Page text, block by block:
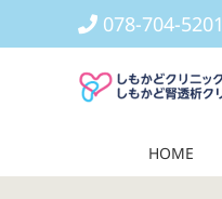
078-704-5201
HOME